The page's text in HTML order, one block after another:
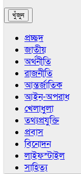
প্রচ্ছদ
জাতীয়
অর্থনীতি
রাজনীতি
আন্তর্জাতিক
আইন-অপরাধ
খেলাধুলা
তথ্যপ্রযুক্তি
প্রবাস
বিনোদন
লাইফস্টাইল
সাহিত্য